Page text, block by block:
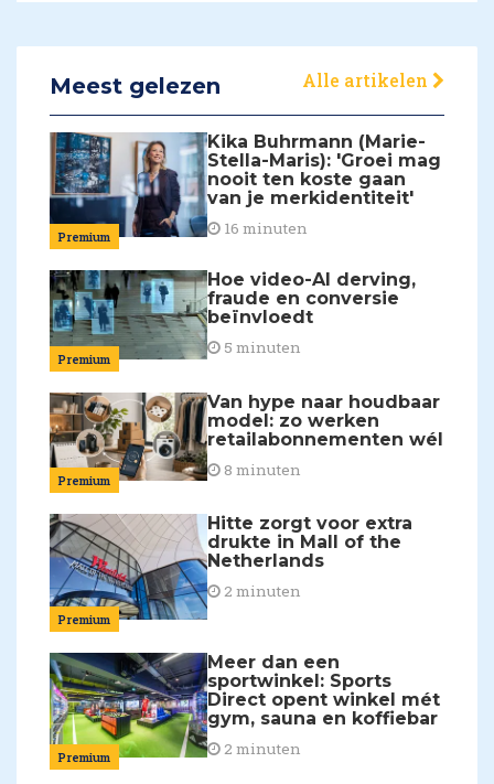
Meest gelezen Alle artikelen
Premium
Kika Buhrmann (Marie-
Stella-Maris): 'Groei mag
nooit ten koste gaan
van je merkidentiteit'
16 minuten
Premium
Hoe video-AI derving,
fraude en conversie
beïnvloedt
5 minuten
Premium
Van hype naar houdbaar
model: zo werken
retailabonnementen wél
8 minuten
Premium
Hitte zorgt voor extra
drukte in Mall of the
Netherlands
2 minuten
Premium
Meer dan een
sportwinkel: Sports
Direct opent winkel mét
gym, sauna en koffiebar
2 minuten